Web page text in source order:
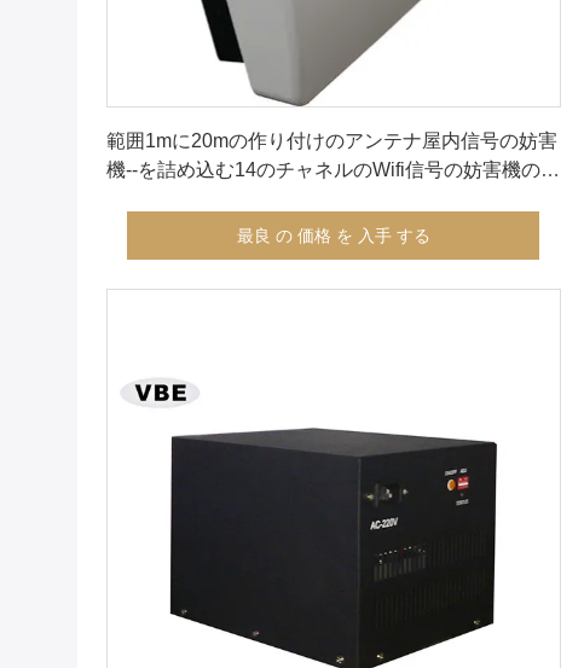
範囲1mに20mの作り付けのアンテナ屋内信号の妨害
機--を詰め込む14のチャネルのWifi信号の妨害機の優
最良 の 価格 を 入手 する